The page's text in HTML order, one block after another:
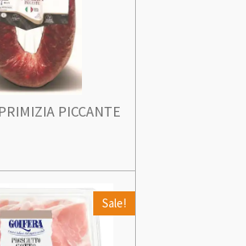
PICCANTE
Sale!